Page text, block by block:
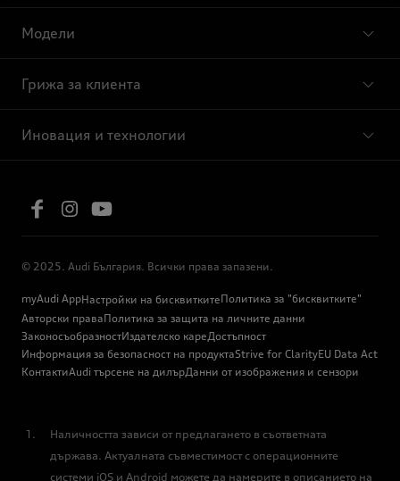
Модели
Грижа за клиента
Иновация и технологии
© 2025. Audi България. Всички права запазени.
myAudi AppНастройки на бисквиткитеПолитика за "бисквитките"
Авторски праваПолитика за защита на личните данни
ЗаконосъобразностИздателско кареДостъпност
Информация за безопасност на продуктаStrive for ClarityEU Data Act
КонтактиAudi търсене на дилърДанни от изображения и сензори
Наличността зависи от предлагането в съответната
държава. Актуалната съвместимост с операционните
системи iOS и Android можете да намерите в описанието на